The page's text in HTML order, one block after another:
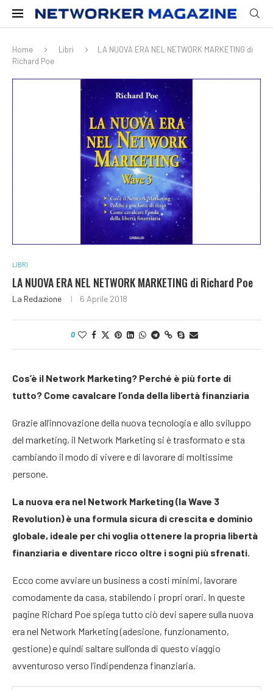
Home Libri
LA NUOVA ERA NEL NETWORK MARKETING di
Richard Poe
LIBRI
LA NUOVA ERA NEL NETWORK MARKETING di Richard Poe
La Redazione 6 Aprile 2018
0
Cos’è il Network Marketing? Perché è più forte di
tutto? Come cavalcare l’onda della libertà finanziaria
Grazie all’innovazione della nuova tecnologia e allo sviluppo
del marketing, il Network Marketing si è trasformato e sta
cambiando il modo di vivere e di lavorare di moltissime
persone.
La nuova era nel Network Marketing (la Wave 3
Revolution) è una formula sicura di crescita e dominio
globale, ideale per chi voglia ottenere la propria libertà
finanziaria e diventare ricco oltre i sogni più sfrenati.
Ecco come avviare un business a costi minimi, lavorare
comodamente da casa, stabilendo i propri orari. In queste
pagine Richard Poe spiega tutto ciò devi sapere sulla nuova
era nel Network Marketing (adesione, funzionamento,
gestione) e quindi saltare sull’onda di questo viaggio
avventuroso verso l’indipendenza finanziaria.